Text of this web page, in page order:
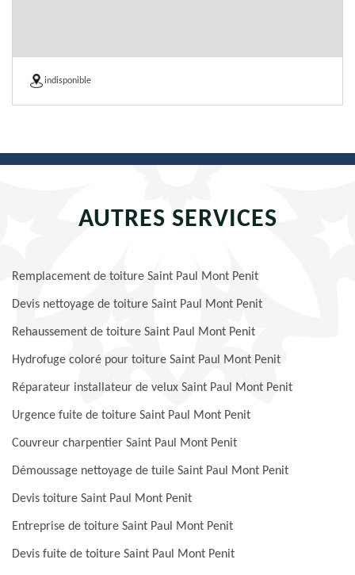
indisponible
AUTRES SERVICES
Remplacement de toiture Saint Paul Mont Penit
Devis nettoyage de toiture Saint Paul Mont Penit
Rehaussement de toiture Saint Paul Mont Penit
Hydrofuge coloré pour toiture Saint Paul Mont Penit
Réparateur installateur de velux Saint Paul Mont Penit
Urgence fuite de toiture Saint Paul Mont Penit
Couvreur charpentier Saint Paul Mont Penit
Démoussage nettoyage de tuile Saint Paul Mont Penit
Devis toiture Saint Paul Mont Penit
Entreprise de toiture Saint Paul Mont Penit
Devis fuite de toiture Saint Paul Mont Penit